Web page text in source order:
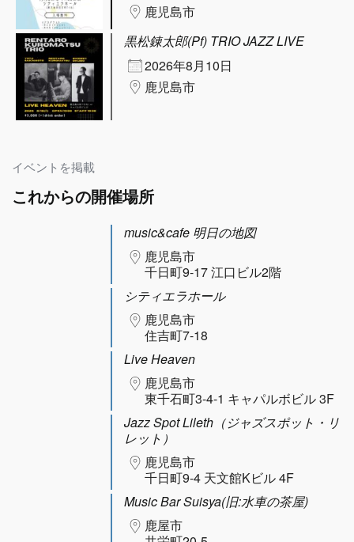
鹿児島市
黒松錬太郎(Pf) TRIO JAZZ LIVE
2026年8月10日
鹿児島市
イベントを掲載
これからの開催場所
music&cafe 明日の地図
鹿児島市
千日町9-17 江口ビル2階
シティエラホール
鹿児島市
住吉町7-18
Live Heaven
鹿児島市
東千石町3-4-1 キャパルボビル 3F
Jazz Spot Lileth（ジャズスポット・リ
レット）
鹿児島市
千日町9-4 天文館Kビル 4F
Music Bar Suisya(旧:水車の茶屋)
鹿屋市